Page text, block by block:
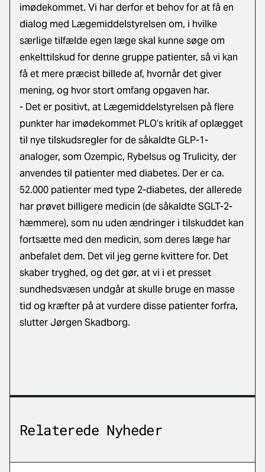
imødekommet. Vi har derfor et behov for at få en
dialog med Lægemiddelstyrelsen om, i hvilke
særlige tilfælde egen læge skal kunne søge om
enkelttilskud for denne gruppe patienter, så vi kan
få et mere præcist billede af, hvornår det giver
mening, og hvor stort omfang opgaven har.
- Det er positivt, at Lægemiddelstyrelsen på flere
punkter har imødekommet PLO’s kritik af oplægget
til nye tilskudsregler for de såkaldte GLP-1-
analoger, som Ozempic, Rybelsus og Trulicity, der
anvendes til patienter med diabetes. Der er ca.
52.000 patienter med type 2-diabetes, der allerede
har prøvet billigere medicin (de såkaldte SGLT-2-
hæmmere), som nu uden ændringer i tilskuddet kan
fortsætte med den medicin, som deres læge har
anbefalet dem. Det vil jeg gerne kvittere for. Det
skaber tryghed, og det gør, at vi i et presset
sundhedsvæsen undgår at skulle bruge en masse
tid og kræfter på at vurdere disse patienter forfra,
slutter Jørgen Skadborg.
Relaterede Nyheder